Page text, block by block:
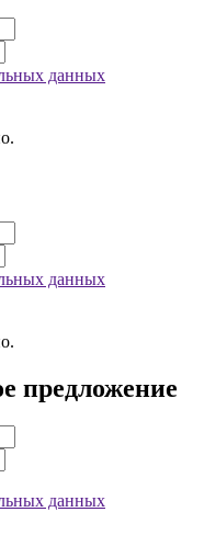
данных
данных
предложение
данных